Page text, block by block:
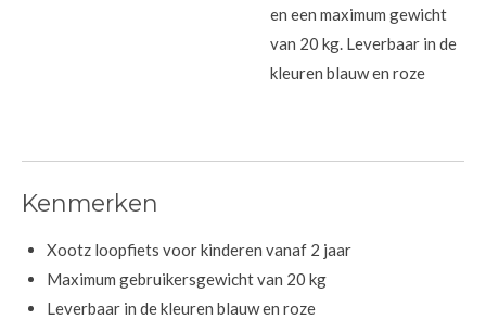
en een maximum gewicht
van 20 kg. Leverbaar in de
kleuren blauw en roze
Kenmerken
Xootz loopfiets voor kinderen vanaf 2 jaar
Maximum gebruikersgewicht van 20 kg
Leverbaar in de kleuren blauw en roze